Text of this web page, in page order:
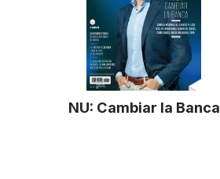
NU: Cambiar la Banca